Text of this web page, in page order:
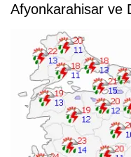
Afyonkarahisar ve